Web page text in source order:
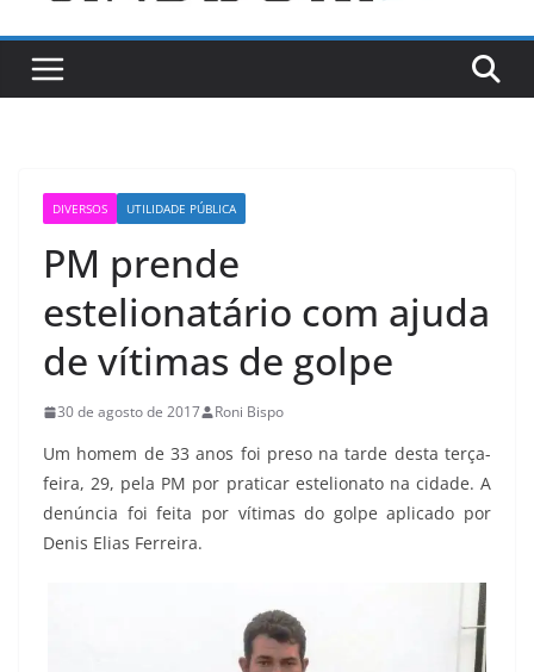
DIVERSOS UTILIDADE PÚBLICA
PM prende
estelionatário com ajuda
de vítimas de golpe
30 de agosto de 2017 Roni Bispo
Um homem de 33 anos foi preso na tarde desta terça-
feira, 29, pela PM por praticar estelionato na cidade. A
denúncia foi feita por vítimas do golpe aplicado por
Denis Elias Ferreira.